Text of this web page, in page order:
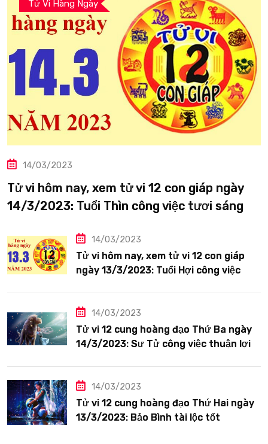
Tử Vi Hàng Ngày
14/03/2023
Tử vi hôm nay, xem tử vi 12 con giáp ngày
14/3/2023: Tuổi Thìn công việc tươi sáng
14/03/2023
Tử vi hôm nay, xem tử vi 12 con giáp
ngày 13/3/2023: Tuổi Hợi công việc
14/03/2023
Tử vi 12 cung hoàng đạo Thứ Ba ngày
14/3/2023: Sư Tử công việc thuận lợi
14/03/2023
Tử vi 12 cung hoàng đạo Thứ Hai ngày
13/3/2023: Bảo Bình tài lộc tốt